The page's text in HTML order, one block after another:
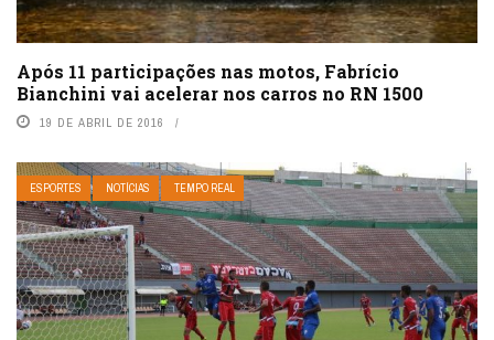
Após 11 participações nas motos, Fabrício
Bianchini vai acelerar nos carros no RN 1500
19 DE ABRIL DE 2016
ESPORTES NOTÍCIAS TEMPO REAL